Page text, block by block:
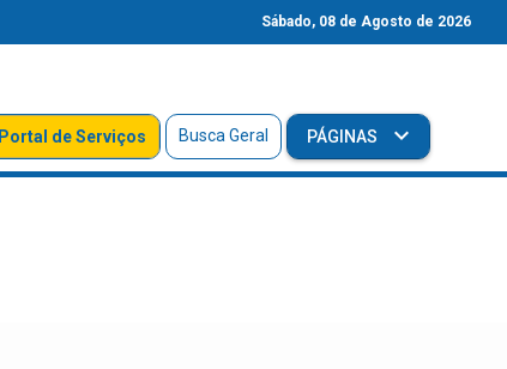
Sábado, 08 de Agosto de 2026
Portal de Serviços Busca Geral PÁGINAS